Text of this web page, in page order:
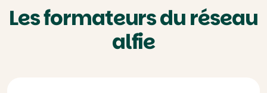
Les formateurs du réseau
alfie